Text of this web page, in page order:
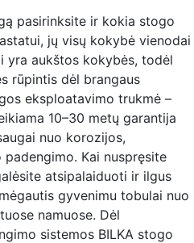
pasirinksite ir kokia stogo
jų visų kokybė vienodai
yra aukštos kokybės, todėl
rūpintis dėl brangaus
eksploatavimo trukmė –
10–30 metų garantija
nuo korozijos,
Kai nuspręsite
atsipalaiduoti ir ilgus
gyvenimu tobulai nuo
namuose. Dėl
sistemos BILKA stogo